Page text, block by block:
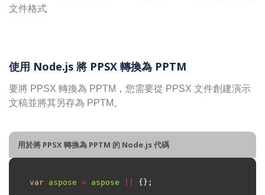
文件格式
使用 Node.js 將 PPSX 轉換為 PPTM
要將 PPSX 轉換為 PPTM，您需要從 PPSX 文件創建演示
文稿並將其另存為 PPTM。
用於將 PPSX 轉換為 PPTM 的 Node.js 代碼
var aspose = aspose